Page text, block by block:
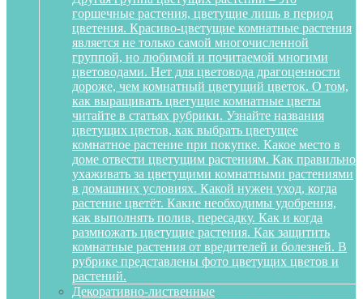
горшечные растения, цветущие лишь в период
цветения. Красиво-цветущие комнатные растения
является не только самой многочисленной
группой, но любимой и почитаемой многими
цветоводами. Нет для цветовода драгоценности
дороже, чем комнатный цветущий цветок. О том,
как выращивать цветущие комнатные цветы
читайте в статьях рубрики. Узнайте названия
цветущих цветов, как выбрать цветущее
комнатное растение при покупке. Какое место в
доме отвести цветущим растениям. Как правильно
ухаживать за цветущими комнатными растениями
в домашних условиях. Какой нужен уход, когда
растение цветёт. Какие необходимы удобрения,
как выполнять полив, пересадку. Как и когда
размножать цветущие растения. Как защитить
комнатные растения от вредителей и болезней. В
рубрике представлены фото цветущих цветов и
растений.
Декоративно-лиственные